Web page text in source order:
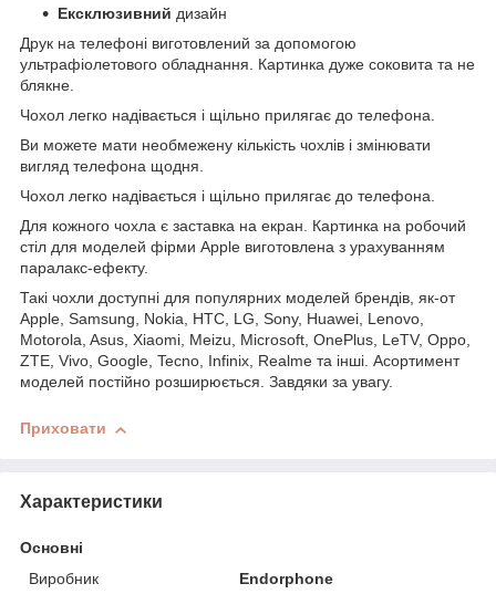
Ексклюзивний дизайн
Друк на телефоні виготовлений за допомогою
ультрафіолетового обладнання. Картинка дуже соковита та не
блякне.
Чохол легко надівається і щільно прилягає до телефона.
Ви можете мати необмежену кількість чохлів і змінювати
вигляд телефона щодня.
Чохол легко надівається і щільно прилягає до телефона.
Для кожного чохла є заставка на екран. Картинка на робочий
стіл для моделей фірми Apple виготовлена з урахуванням
паралакс-ефекту.
Такі чохли доступні для популярних моделей брендів, як-от
Apple, Samsung, Nokia, HTC, LG, Sony, Huawei, Lenovo,
Motorola, Asus, Xiaomi, Meizu, Microsoft, OnePlus, LeTV, Oppo,
ZTE, Vivo, Google, Tecno, Infinix, Realme та інші. Асортимент
моделей постійно розширюється. Завдяки за увагу.
Приховати
Характеристики
Основні
Виробник
Endorphone